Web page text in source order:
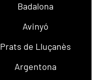
Badalona
Avinyó
Prats de Lluçanès
Argentona